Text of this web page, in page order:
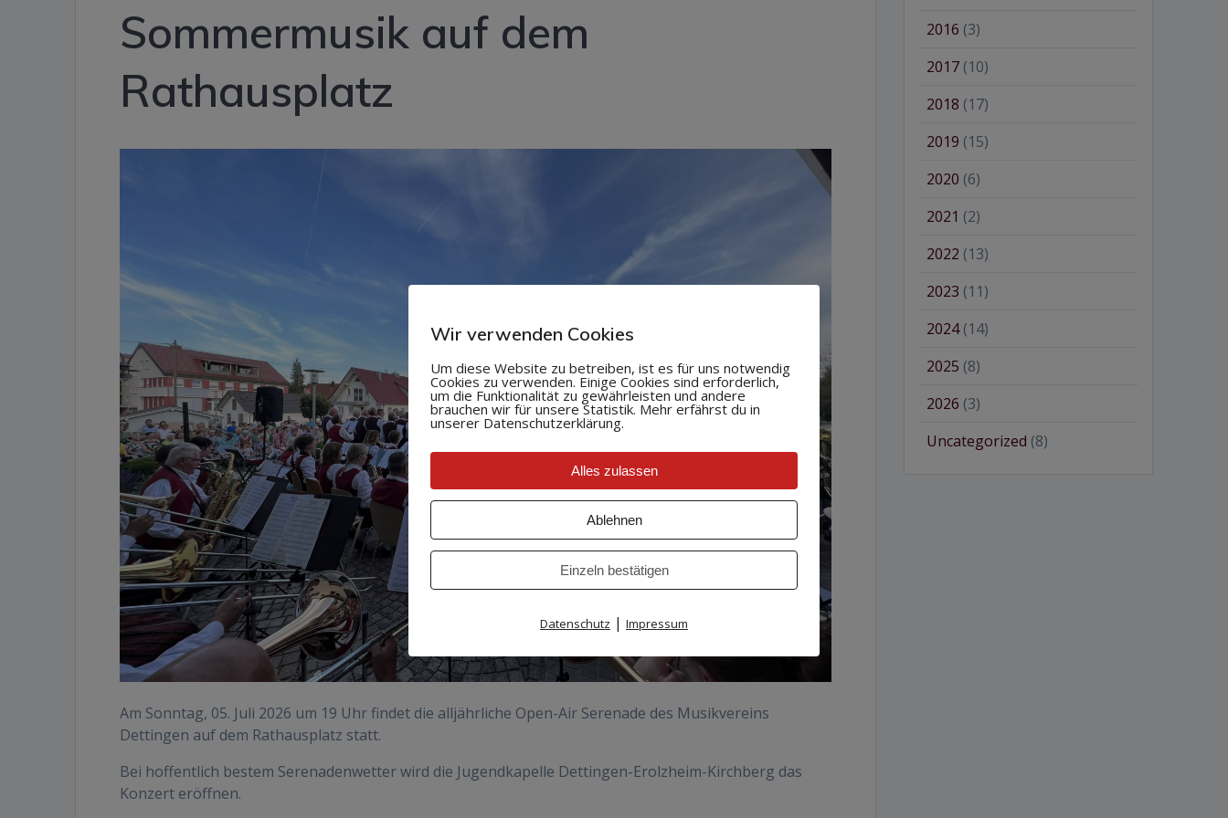
Sommermusik auf dem
Rathausplatz
Am Sonntag, 05. Juli 2026 um 19 Uhr findet die alljährliche Open-Air Serenade des Musikvereins
Dettingen auf dem Rathausplatz statt.
Bei hoffentlich bestem Serenadenwetter wird die Jugendkapelle Dettingen-Erolzheim-Kirchberg das
Konzert eröffnen.
2016 (3)
2017 (10)
2018 (17)
2019 (15)
2020 (6)
2021 (2)
2022 (13)
2023 (11)
2024(14)
2025 (8)
2026 (3)
Uncategorized (8)
Wir verwenden Cookies
Um diese Website zu betreiben, ist es für uns notwendig
Cookies zu verwenden. Einige Cookies sind erforderlich,
um die Funktionalität zu gewährleisten und andere
brauchen wir für unsere Statistik. Mehr erfährst du in
unserer Datenschutzerklärung.
Alles zulassen
Ablehnen
Einzeln bestätigen
Datenschutz | Impressum